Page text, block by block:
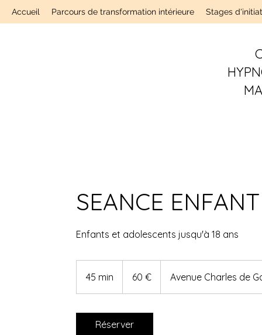
Accueil Parcours de transformation intérieure Stages
SEANCE
Enfants et adolescents jusqu'à 18 ans
45 min
5
60 € Avenue Charles de
Réserver